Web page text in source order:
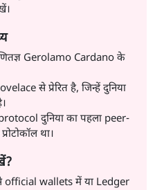
Gerolamo Cardano के
से प्रेरित है, जिन्हें दुनिया
दुनिया का पहला peer-
था।
official wallets में या Ledger